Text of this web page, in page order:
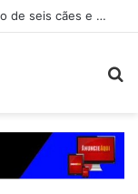
Prefeitura de Aparecida flagra abandono de seis cães e reitera que o ato é crime inafiançável